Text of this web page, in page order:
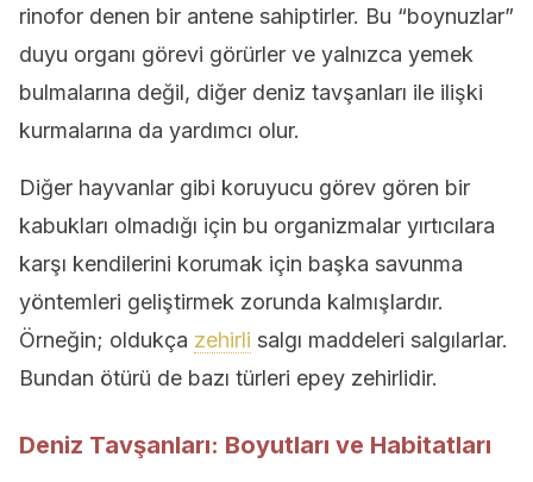
rinofor denen bir antene sahiptirler. Bu “boynuzlar”
duyu organı görevi görürler ve yalnızca yemek
bulmalarına değil, diğer deniz tavşanları ile ilişki
kurmalarına da yardımcı olur.
Diğer hayvanlar gibi koruyucu görev gören bir
kabukları olmadığı için bu organizmalar yırtıcılara
karşı kendilerini korumak için başka savunma
yöntemleri geliştirmek zorunda kalmışlardır.
Örneğin; oldukça zehirli salgı maddeleri salgılarlar.
Bundan ötürü de bazı türleri epey zehirlidir.
Deniz Tavşanları: Boyutları ve Habitatları